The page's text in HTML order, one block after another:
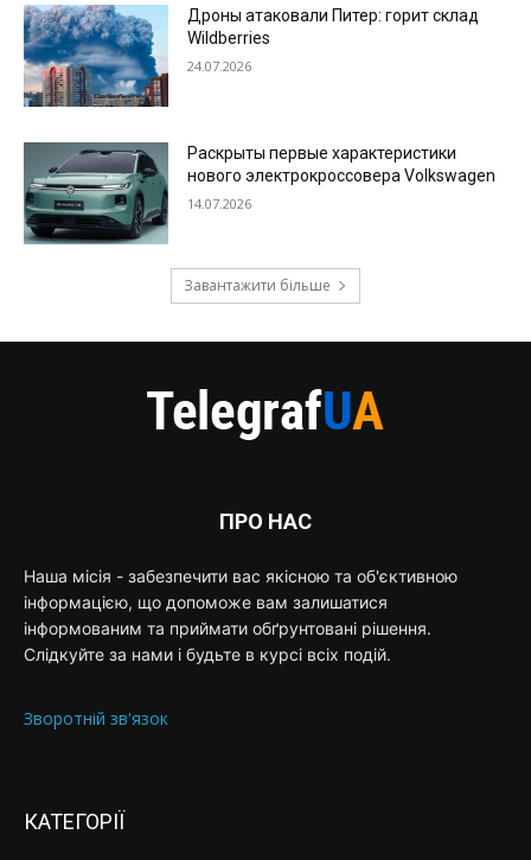
Дроны атаковали Питер: горит склад
Wildberries
24.07.2026
Раскрыты первые характеристики
нового электрокроссовера Volkswagen
14.07.2026
Завантажити більше
ПРО НАС
Наша місія - забезпечити вас якісною та об'єктивною
інформацією, що допоможе вам залишатися
інформованим та приймати обґрунтовані рішення.
Слідкуйте за нами і будьте в курсі всіх подій.
Зворотній зв'язок
КАТЕГОРІЇ